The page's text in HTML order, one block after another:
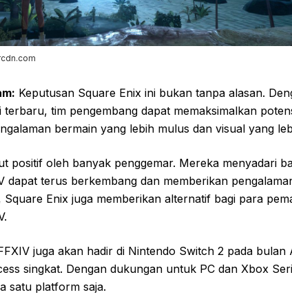
Keputusan Square Enix ini bukan tanpa alasan.
tim pengembang dapat memaksimalkan
bermain yang lebih mulus dan visual yang
positif oleh banyak penggemar. Mereka menyadari
dapat terus berkembang dan memberikan
Square Enix juga memberikan alternatif bagi para
juga akan hadir di Nintendo Switch 2 pada bulan
singkat. Dengan dukungan untuk PC dan Xbox
satu platform saja.